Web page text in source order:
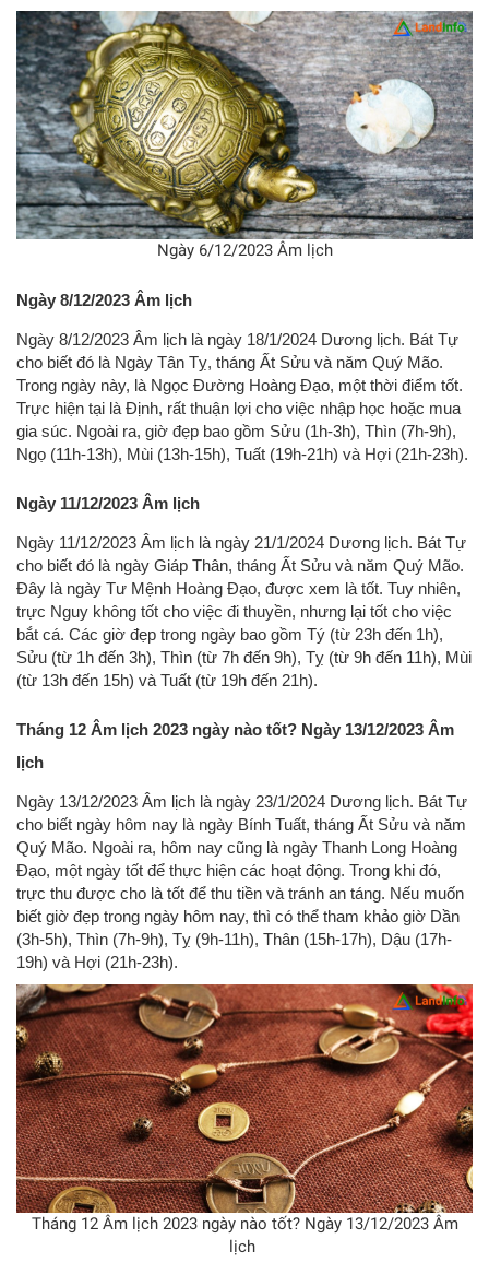
Ngày 6/12/2023 Âm lịch
Ngày 8/12/2023 Âm lịch
Ngày 8/12/2023 Âm lịch là ngày 18/1/2024 Dương lịch. Bát Tự
cho biết đó là Ngày Tân Tỵ, tháng Ất Sửu và năm Quý Mão.
Trong ngày này, là Ngọc Đường Hoàng Đạo, một thời điểm tốt.
Trực hiện tại là Định, rất thuận lợi cho việc nhập học hoặc mua
gia súc. Ngoài ra, giờ đẹp bao gồm Sửu (1h-3h), Thìn (7h-9h),
Ngọ (11h-13h), Mùi (13h-15h), Tuất (19h-21h) và Hợi (21h-23h).
Ngày 11/12/2023 Âm lịch
Ngày 11/12/2023 Âm lịch là ngày 21/1/2024 Dương lịch. Bát Tự
cho biết đó là ngày Giáp Thân, tháng Ất Sửu và năm Quý Mão.
Đây là ngày Tư Mệnh Hoàng Đạo, được xem là tốt. Tuy nhiên,
trực Nguy không tốt cho việc đi thuyền, nhưng lại tốt cho việc
bắt cá. Các giờ đẹp trong ngày bao gồm Tý (từ 23h đến 1h),
Sửu (từ 1h đến 3h), Thìn (từ 7h đến 9h), Tỵ (từ 9h đến 11h), Mùi
(từ 13h đến 15h) và Tuất (từ 19h đến 21h).
Tháng 12 Âm lịch 2023 ngày nào tốt? Ngày 13/12/2023 Âm
lịch
Ngày 13/12/2023 Âm lịch là ngày 23/1/2024 Dương lịch. Bát Tự
cho biết ngày hôm nay là ngày Bính Tuất, tháng Ất Sửu và năm
Quý Mão. Ngoài ra, hôm nay cũng là ngày Thanh Long Hoàng
Đạo, một ngày tốt để thực hiện các hoạt động. Trong khi đó,
trực thu được cho là tốt để thu tiền và tránh an táng. Nếu muốn
biết giờ đẹp trong ngày hôm nay, thì có thể tham khảo giờ Dần
(3h-5h), Thìn (7h-9h), Tỵ (9h-11h), Thân (15h-17h), Dậu (17h-
19h) và Hợi (21h-23h).
Tháng 12 Âm lịch 2023 ngày nào tốt? Ngày 13/12/2023 Âm
lịch